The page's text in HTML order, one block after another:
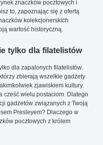
znaczków pocztowych i
to, zapoznając się z ofertą
kolekcjonerskich
wartość historyczną.
tylko dla filatelistów
dla zapalonych filatelistów.
zbierają wszelkie gadżety
zjawiskiem kultury.
cześć wielu postaciom. Dlatego
gadżetów związanych z Twoją
Presleyem? Dlaczego w
pocztowych z królem